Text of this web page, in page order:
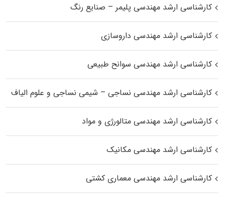
کارشناسی ارشد مهندسی پلیمر – صنایع رنگ
کارشناسی ارشد مهندسی داروسازی
کارشناسی ارشد مهندسی سوانح طبیعی
کارشناسی ارشد مهندسی نساجی – شیمی نساجی و علوم الیاف
کارشناسی ارشد مهندسی متالورژی و مواد
کارشناسی ارشد مهندسی مکانیک
کارشناسی ارشد مهندسی معماری کشتی